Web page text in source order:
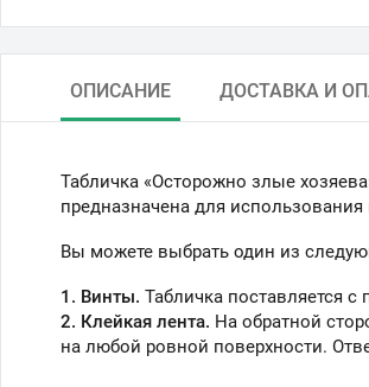
ОПИСАНИЕ ДОСТАВКА И
Табличка «Осторожно злые
предназначена для
Вы можете выбрать один из
1. Винты. Табличка поставляется
2. Клейкая лента. На обратной
на любой ровной поверхности.